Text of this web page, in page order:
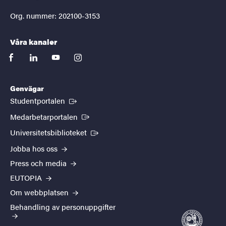
Org. nummer: 202100-3153
Våra kanaler
facebooklinkedinyoutubeinstagram
Genvägar
Studentportalen (Extern länk)
Medarbetarportalen (Extern länk)
Universitetsbiblioteket (Extern länk)
Jobba hos oss
Press och media
EUTOPIA
Om webbplatsen
Behandling av personuppgifter